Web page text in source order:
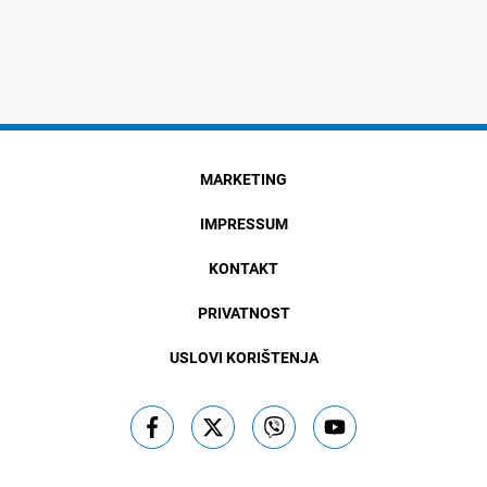
MARKETING
IMPRESSUM
KONTAKT
PRIVATNOST
USLOVI KORIŠTENJA